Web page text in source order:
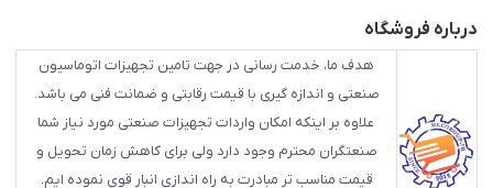
درباره فروشگاه
هدف ما، خدمت رسانی در جهت تامین تجهیزات اتوماسیون
صنعتی و اندازه گیری با قیمت رقابتی و ضمانت فنی می باشد.
علاوه بر اینکه امکان واردات تجهیزات صنعتی مورد نیاز شما
صنعتگران محترم وجود دارد ولی برای کاهش زمان تحویل و
قیمت مناسب تر مبادرت به راه اندازی انبار قوی نموده ایم.